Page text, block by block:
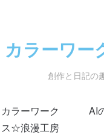
カラーワー
創作と日記の
カラーワーク
ス☆浪漫工房
AI